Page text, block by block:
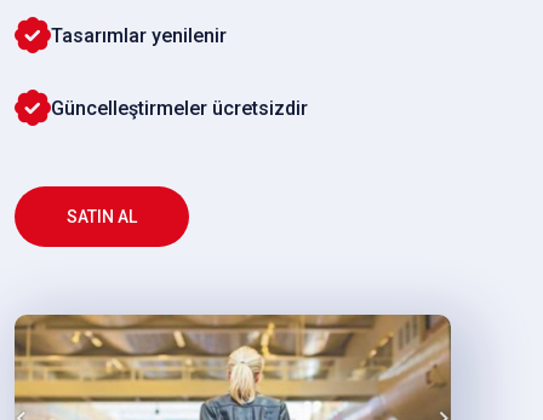
Tasarımlar yenilenir
Güncelleştirmeler ücretsizdir
SATIN AL